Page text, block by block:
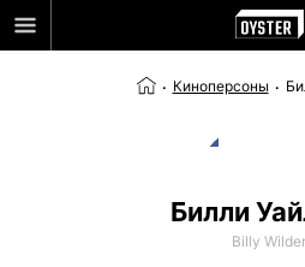
Киноперсоны
Билли
Billy Wilder